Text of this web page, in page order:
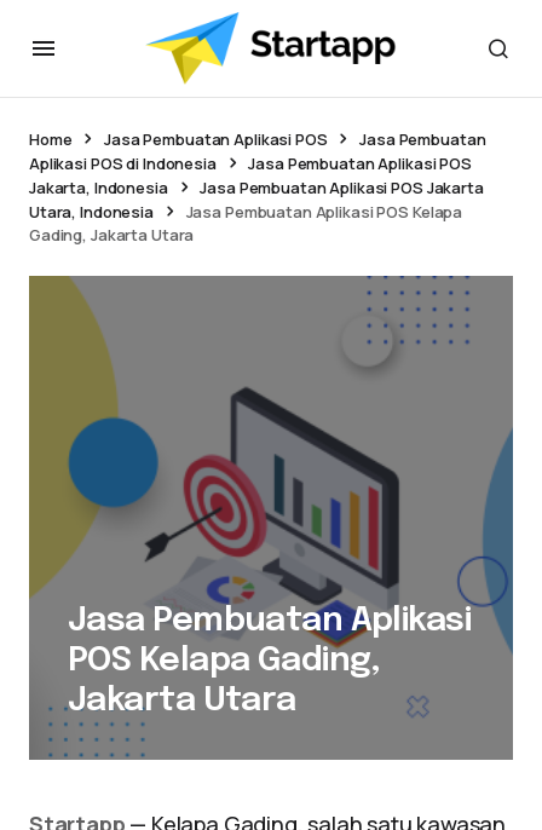
Home Jasa Pembuatan Aplikasi POS
Jasa Pembuatan
Aplikasi POS di Indonesia
Jasa Pembuatan Aplikasi POS
Jakarta, Indonesia
Jasa Pembuatan Aplikasi POS Jakarta
Utara, Indonesia
Jasa Pembuatan Aplikasi POS Kelapa
Gading, Jakarta Utara
Jasa Pembuatan Aplikasi
POS Kelapa Gading,
Jakarta Utara
Startapp — Kelapa Gading, salah satu kawasan